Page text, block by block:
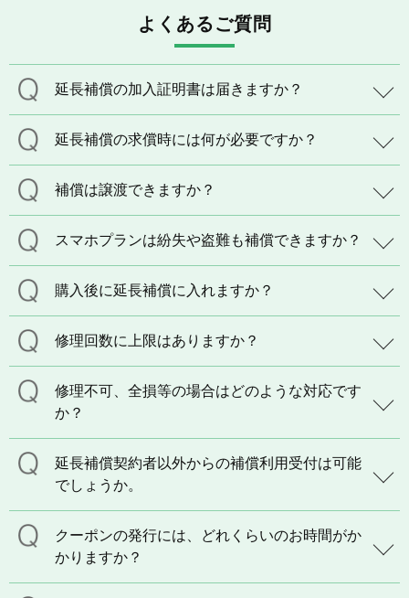
よくあるご質問
延長補償の加入証明書は届きますか？
延長補償の求償時には何が必要ですか？
補償は譲渡できますか？
スマホプランは紛失や盗難も補償できますか？
購入後に延長補償に入れますか？
修理回数に上限はありますか？
修理不可、全損等の場合はどのような対応です
か？
延長補償契約者以外からの補償利用受付は可能
でしょうか。
クーポンの発行には、どれくらいのお時間がか
かりますか？